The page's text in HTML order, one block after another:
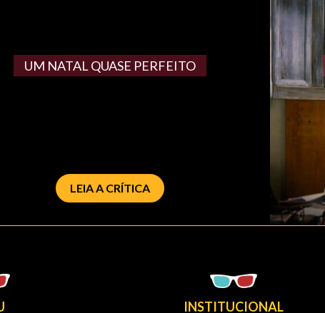
UM NATAL QUASE PERFEITO
LEIA A CRÍTICA
INSTITUCIONAL